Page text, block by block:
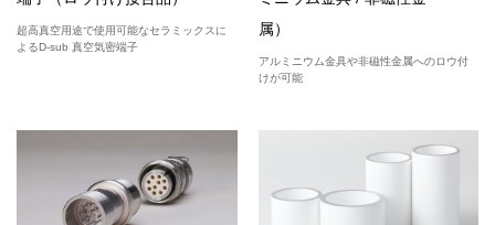
超高真空用途で使用可能なセラミックスに
よるD-sub 真空気密端子
属）
アルミニウム金具や非磁性金属へのロウ付
けが可能